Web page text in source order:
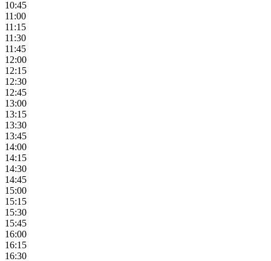
10:45
11:00
11:15
11:30
11:45
12:00
12:15
12:30
12:45
13:00
13:15
13:30
13:45
14:00
14:15
14:30
14:45
15:00
15:15
15:30
15:45
16:00
16:15
16:30